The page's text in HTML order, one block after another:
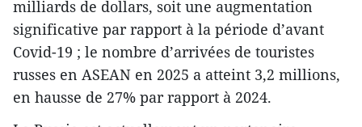
milliards de dollars, soit une augmentation
significative par rapport à la période d’avant
Covid-19 ; le nombre d’arrivées de touristes
russes en ASEAN en 2025 a atteint 3,2 millions,
en hausse de 27% par rapport à 2024.